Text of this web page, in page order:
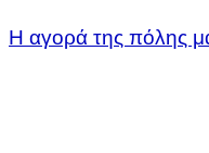
Η αγορά της πόλης